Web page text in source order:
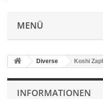
MENÜ
Diverse Koshi
INFORMATIONEN